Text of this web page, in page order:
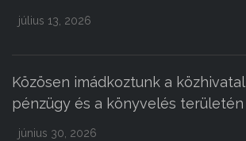
július 13, 2026
Közösen imádkoztunk a
pénzügy és a könyvelés területén
június 30, 2026